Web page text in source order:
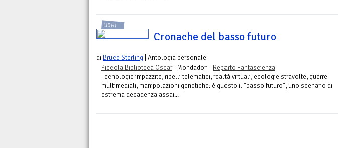
LIBRI
Cronache del basso futuro
di Bruce Sterling | Antologia personale
Piccola Biblioteca Oscar- Mondadori - Reparto Fantascienza
Tecnologie impazzite, ribelli telematici, realtà virtuali, ecologie stravolte, guerre
multimediali, manipolazioni genetiche: è questo il "basso futuro", uno scenario di
estrema decadenza assai...